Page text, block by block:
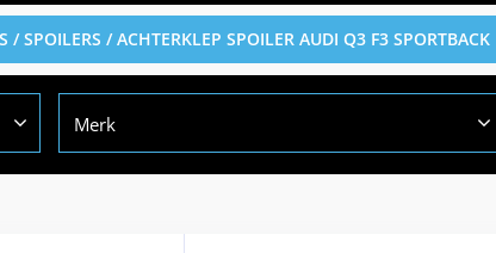
/SPOILERS / ACHTERKLEP SPOILER AUDI Q3 F3 SPORTBACK
Merk